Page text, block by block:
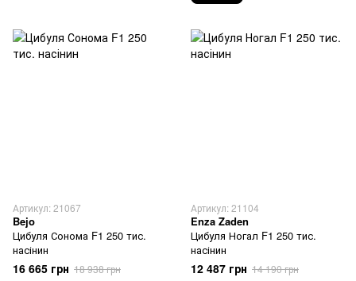
Артикул: 21067
Bejo
Цибуля Сонома F1 250 тис.
насінин
16 665 грн 18 938 грн
Артикул: 21104
Enza Zaden
Цибуля Ногал F1 250 тис.
насінин
12 487 грн 14 190 грн